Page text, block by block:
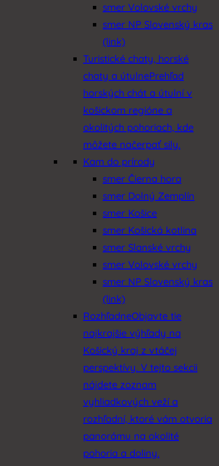
smer Volovské vrchy
smer NP Slovenský kras
(link)
Turistické chaty, horské
chaty a útulnePrehľad
horských chát a útulní v
košickom regióne a
okolitých pohoriach, kde
môžete načerpať sily.
Kam do prírody
smer Čierna hora
smer Dolný Zemplín
smer Košice
smer Košická kotlina
smer Slanské vrchy
smer Volovské vrchy
smer NP Slovenský kras
(link)
RozhľadneObjavte tie
najkrajšie výhľady na
Košický kraj z vtáčej
perspektívy. V tejto sekcii
nájdete zoznam
vyhliadkových veží a
rozhľadní, ktoré vám otvoria
panorámu na okolité
pohoria a doliny.